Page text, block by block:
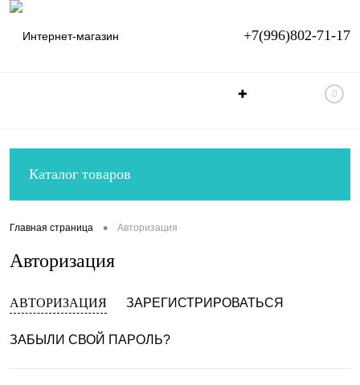
+7(996)802-71-17
✚ 0
Каталог товаров
Главная страница • Авторизация
Авторизация
АВТОРИЗАЦИЯ ЗАРЕГИСТРИРОВАТЬСЯ
ЗАБЫЛИ СВОЙ ПАРОЛЬ?